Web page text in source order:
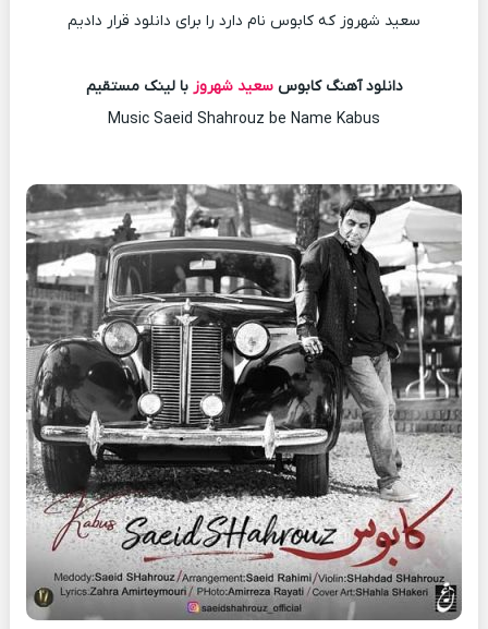
سعید شهروز که کابوس نام دارد را برای دانلود قرار دادیم
دانلود آهنگ کابوسسعید شهروزبا لینک مستقیم
Music Saeid Shahrouz be Name Kabus